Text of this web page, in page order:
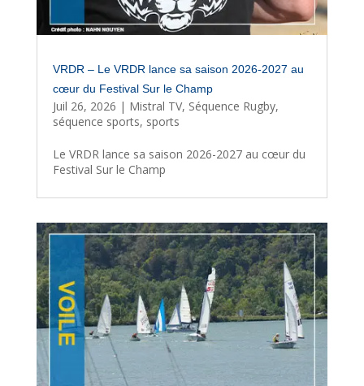
VRDR – Le VRDR lance sa saison 2026-2027 au
cœur du Festival Sur le Champ
Juil 26, 2026 | Mistral TV, Séquence Rugby,
séquence sports, sports
Le VRDR lance sa saison 2026-2027 au cœur du
Festival Sur le Champ